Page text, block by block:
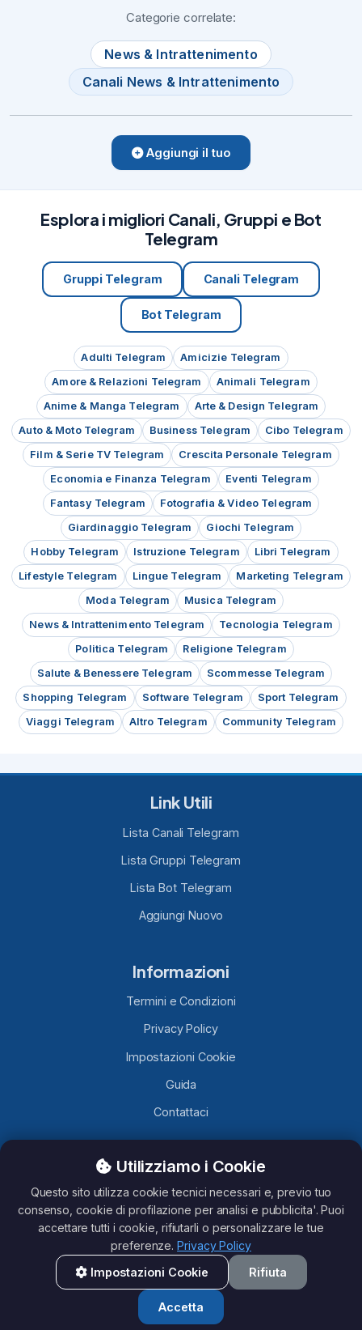
Categorie correlate:
News & Intrattenimento
Canali News & Intrattenimento
Aggiungi il tuo
Esplora i migliori Canali, Gruppi e Bot
Telegram
Gruppi Telegram Canali Telegram
Bot Telegram
Adulti Telegram
Amicizie Telegram
Amore & Relazioni Telegram
Animali Telegram
Anime & Manga Telegram
Arte & Design Telegram
Auto & Moto Telegram
Business Telegram
Cibo Telegram
Film & Serie TV Telegram
Crescita Personale Telegram
Economia e Finanza Telegram
Eventi Telegram
Fantasy Telegram
Fotografia & Video Telegram
Giardinaggio Telegram
Giochi Telegram
Hobby Telegram
Istruzione Telegram
Libri Telegram
Lifestyle Telegram
Lingue Telegram
Marketing Telegram
Moda Telegram
Musica Telegram
News & Intrattenimento Telegram
Tecnologia Telegram
Politica Telegram
Religione Telegram
Salute & Benessere Telegram
Scommesse Telegram
Shopping Telegram
Software Telegram
Sport Telegram
Viaggi Telegram
Altro Telegram Community Telegram
Link Utili
Lista Canali Telegram
Lista Gruppi Telegram
Lista Bot Telegram
Aggiungi Nuovo
Informazioni
Termini e Condizioni
Privacy Policy
Impostazioni Cookie
Guida
Contattaci
TelegramLobby.comè un sito contenente Canali, Gruppi e
Bot Telegram caricati da utenti Telegram, non ci assumiamo
nessuna responsabilità del loro contenuto. Questo sito non è
affiliato con Telegram.
All rights reserved - TelegramLobby ©2026
Utilizziamo i Cookie
Questo sito utilizza cookie tecnici necessari e, previo tuo
consenso, cookie di profilazione per analisi e pubblicita'. Puoi
accettare tutti i cookie, rifiutarli o personalizzare le tue
preferenze.Privacy Policy
Impostazioni Cookie
Rifiuta
Accetta